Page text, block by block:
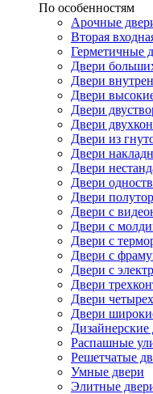
По особенностям
Арочные
Вторая
Герметичные
Двери
Двери
Двери
Двери
Двери
Двери из
Двери
Двери
Двери
Двери
Двери с
Двери с
Двери с
Двери с
Двери с
Двери
Двери
Двери
Дизайнерские
Распашные
Решетчатые
Умные двери
Элитные